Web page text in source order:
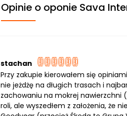
Opinie o oponie Sava
stachan
Przy zakupie kierowałem się
nie jeżdżę na długich trasach i
zachowaniu na mokrej nawierzchni
roli, ale wyszedłem z założenia, że